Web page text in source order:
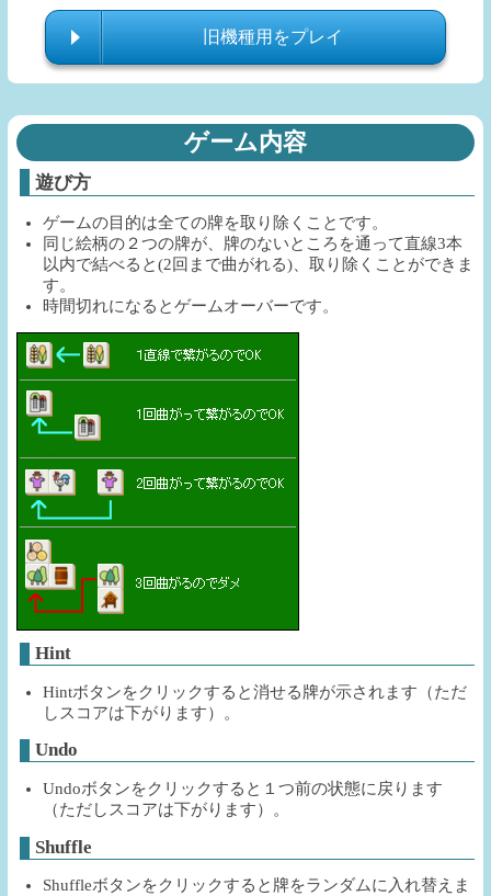
旧機種用をプレイ
ゲーム内容
遊び方
ゲームの目的は全ての牌を取り除くことです。
同じ絵柄の２つの牌が、牌のないところを通って直線3本
以内で結べると(2回まで曲がれる)、取り除くことができま
す。
時間切れになるとゲームオーバーです。
Hint
Hintボタンをクリックすると消せる牌が示されます（ただ
しスコアは下がります）。
Undo
Undoボタンをクリックすると１つ前の状態に戻ります
（ただしスコアは下がります）。
Shuffle
Shuffleボタンをクリックすると牌をランダムに入れ替えま